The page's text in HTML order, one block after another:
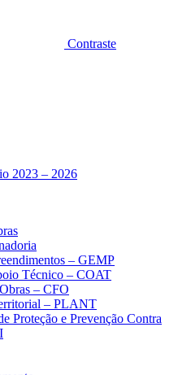
Contraste
2023 – 2026
– GEMP
Técnico – COAT
– CFO
– PLANT
Proteção e Prevenção Contra